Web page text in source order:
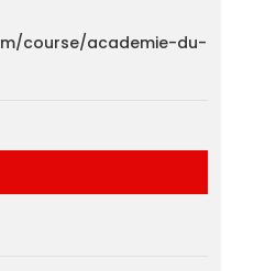
course/academie-du-